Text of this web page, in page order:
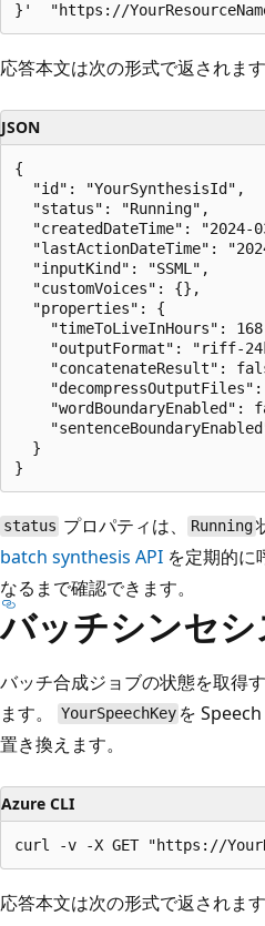
応答本文は次の形式で返されます
JSON
{
  "id": "YourSynthesisId",
  "status": "Running",
"createdDateTime": "2024-
"lastActionDateTime":
  "inputKind": "SSML",
  "customVoices": {},
  "properties": {
"timeToLiveInHours":
"outputFormat": "riff-
"concatenateResult":
"decompressOutputFiles":
"wordBoundaryEnabled":
  }
status プロパティは、 Running
batch synthesis API を定期的に
なるまで確認できます。
バッチシンセ
バッチ合成ジョブの状態を取得
ます。
YourSpeechKey を
置き換えます。
Azure CLI
応答本文は次の形式で返されます